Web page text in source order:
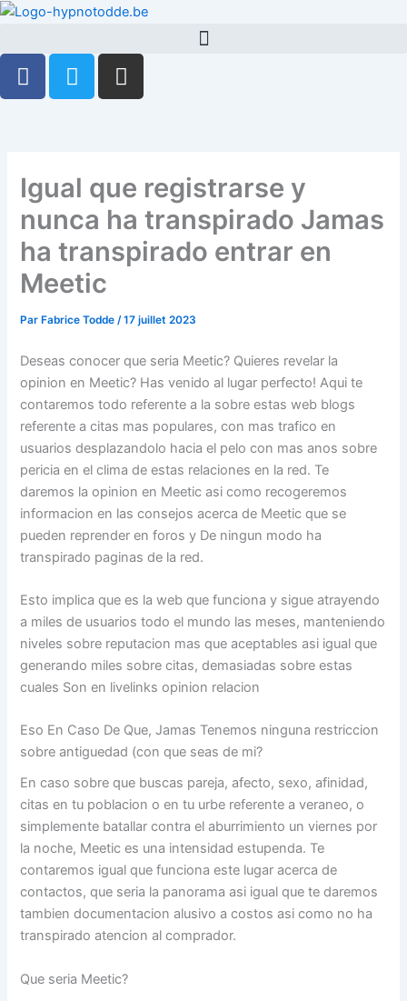
Aller
contenu
F
a
o
o
k
-
f
T
w
e
r
G
i
b
Igual que registrarse y
nunca ha transpirado Jamas
ha transpirado entrar en
Meetic
Par Fabrice Todde/17 juillet 2023
Deseas conocer que seria Meetic? Quieres revelar la
opinion en Meetic? Has venido al lugar perfecto! Aqui te
contaremos todo referente a la sobre estas web blogs
referente a citas mas populares, con mas trafico en
usuarios desplazandolo hacia el pelo con mas anos sobre
pericia en el clima de estas relaciones en la red. Te
daremos la opinion en Meetic asi como recogeremos
informacion en las consejos acerca de Meetic que se
pueden reprender en foros y De ningun modo ha
transpirado paginas de la red.
Esto implica que es la web que funciona y sigue atrayendo
a miles de usuarios todo el mundo las meses, manteniendo
niveles sobre reputacion mas que aceptables asi igual que
generando miles sobre citas, demasiadas sobre estas
cuales Son en livelinks opinion relacion
Eso En Caso De Que, Jamas Tenemos ninguna restriccion
sobre antiguedad (con que seas de mi?
En caso sobre que buscas pareja, afecto, sexo, afinidad,
citas en tu poblacion o en tu urbe referente a veraneo, o
simplemente batallar contra el aburrimiento un viernes por
la noche, Meetic es una intensidad estupenda. Te
contaremos igual que funciona este lugar acerca de
contactos, que seria la panorama asi igual que te daremos
tambien documentacion alusivo a costos asi­ como no ha
transpirado atencion al comprador.
Que seria Meetic?